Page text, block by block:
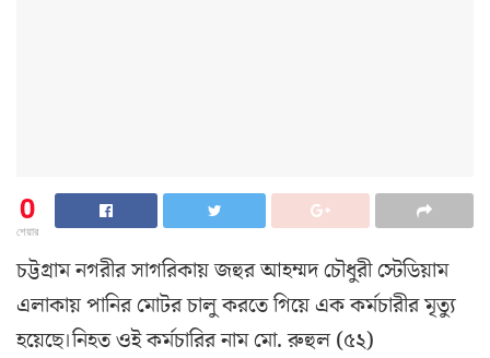
0
শেয়ার
চট্টগ্রাম নগরীর সাগরিকায় জহুর আহম্মদ চৌধুরী স্টেডিয়াম
এলাকায় পানির মোটর চালু করতে গিয়ে এক কর্মচারীর মৃত্যু
হয়েছে।নিহত ওই কর্মচারির নাম মো. রুহুল (৫২)